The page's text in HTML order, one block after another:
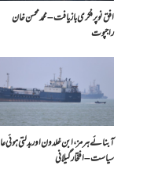
افق نو پر فکری بازیافت – محمد محسن خان
راجپوت
آبنائے ہرمز، ابن خلدون اور بدلتی ہوئی
سیاست – افتخار گیلانی